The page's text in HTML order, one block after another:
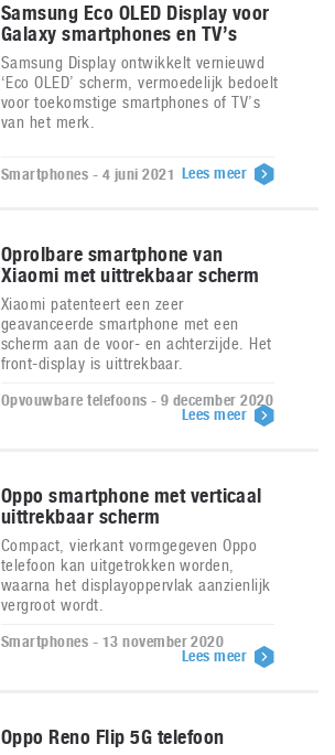
Samsung Eco OLED Display voor
Galaxy smartphones en TV’s
Samsung Display ontwikkelt vernieuwd
‘Eco OLED’ scherm, vermoedelijk bedoelt
voor toekomstige smartphones of TV’s
van het merk.
Smartphones - 4 juni 2021 Lees meer
Oprolbare smartphone van
Xiaomi met uittrekbaar scherm
Xiaomi patenteert een zeer
geavanceerde smartphone met een
scherm aan de voor- en achterzijde. Het
front-display is uittrekbaar.
Opvouwbare telefoons - 9 december 2020
Lees meer
Oppo smartphone met verticaal
uittrekbaar scherm
Compact, vierkant vormgegeven Oppo
telefoon kan uitgetrokken worden,
waarna het displayoppervlak aanzienlijk
vergroot wordt.
Smartphones - 13 november 2020
Lees meer
Oppo Reno Flip 5G telefoon